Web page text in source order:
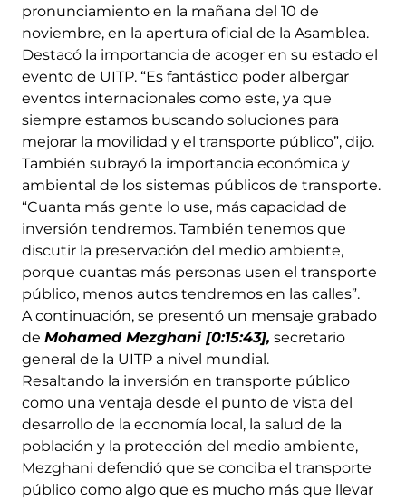
pronunciamiento en la mañana del 10 de
noviembre, en la apertura oficial de la Asamblea.
Destacó la importancia de acoger en su estado el
evento de UITP. “Es fantástico poder albergar
eventos internacionales como este, ya que
siempre estamos buscando soluciones para
mejorar la movilidad y el transporte público”, dijo.
También subrayó la importancia económica y
ambiental de los sistemas públicos de transporte.
“Cuanta más gente lo use, más capacidad de
inversión tendremos. También tenemos que
discutir la preservación del medio ambiente,
porque cuantas más personas usen el transporte
público, menos autos tendremos en las calles”.
A continuación, se presentó un mensaje grabado
de Mohamed Mezghani [0:15:43], secretario
general de la UITP a nivel mundial.
Resaltando la inversión en transporte público
como una ventaja desde el punto de vista del
desarrollo de la economía local, la salud de la
población y la protección del medio ambiente,
Mezghani defendió que se conciba el transporte
público como algo que es mucho más que llevar